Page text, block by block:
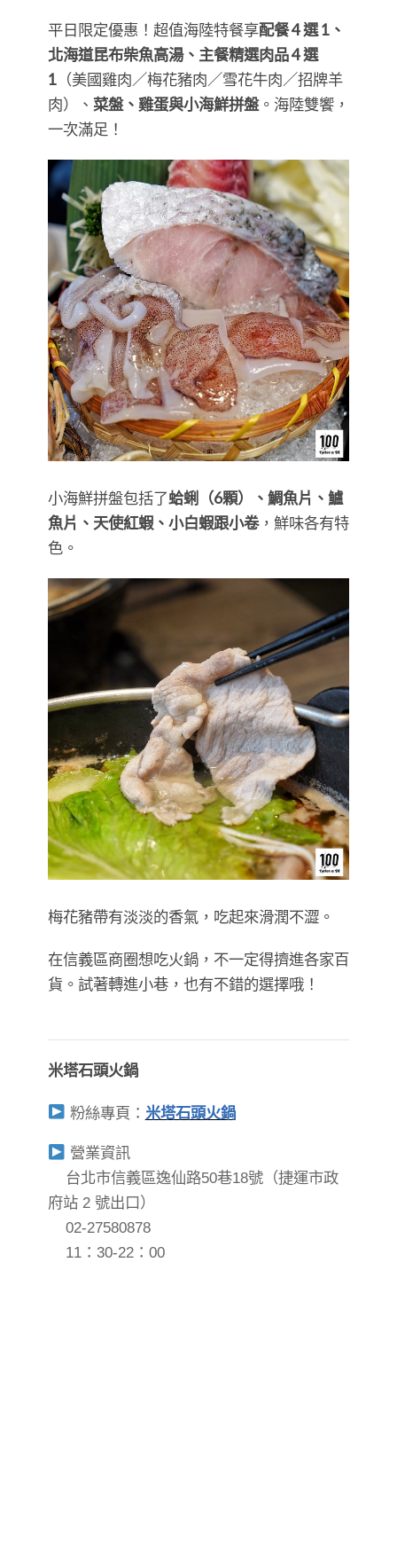
平日限定優惠！超值海陸特餐享配餐 4 選 1、
北海道昆布柴魚高湯、主餐精選肉品 4 選
1 （美國雞肉／梅花豬肉／雪花牛肉／招牌羊
肉）、 菜盤、雞蛋與小海鮮拼盤。海陸雙饗，
一次滿足！
小海鮮拼盤包括了蛤蜊（6顆）、鯛魚片、鱸
魚片、天使紅蝦、小白蝦跟小卷，鮮味各有特
色。
梅花豬帶有淡淡的香氣，吃起來滑潤不澀。
在信義區商圈想吃火鍋，不一定得擠進各家百
貨。試著轉進小巷，也有不錯的選擇哦！
米塔石頭火鍋
粉絲專頁： 米塔石頭火鍋
營業資訊
台北市信義區逸仙路50巷18號（捷運市政
府站 2 號出口）
02-27580878
11：30-22：00